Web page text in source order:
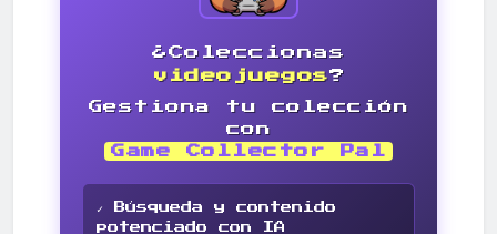
¿Coleccionas
videojuegos?
Gestiona tu colección
con
Game Collector Pal
✓ Búsqueda y contenido
potenciado con IA